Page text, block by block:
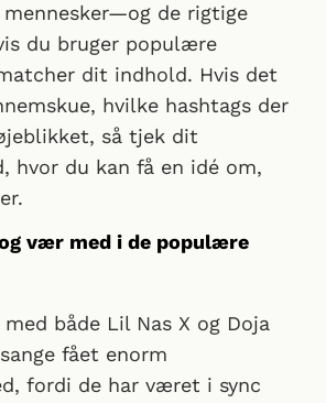
de rigtige
du bruger populære
dit indhold. Hvis det
hvilke hashtags der
så tjek dit
hvor du kan få en idé om,
vær med i de populære
både Lil Nas X og Doja
fået enorm
fordi de har været i sync